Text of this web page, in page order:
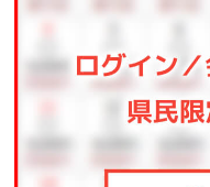
ードのご登録をいた
ていただきます。ま
に充当され、余剰金
予めご了承くださいま